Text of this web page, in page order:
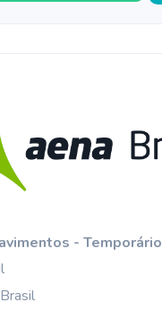
- Temporário